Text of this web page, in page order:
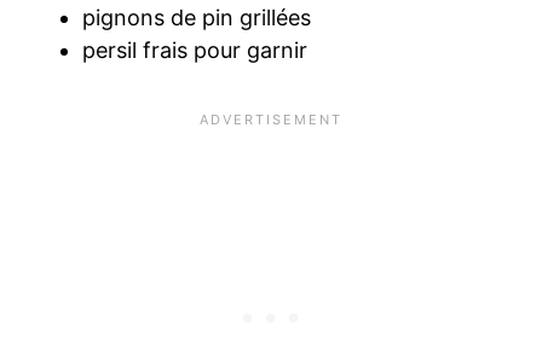
pignons de pin grillées
persil frais pour garnir